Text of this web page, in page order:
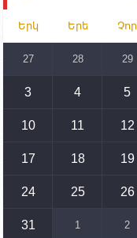
Իրանը
15:10
14:54
համար
Երկ Երե Չոր
27 28 29
3 4 5
10 11 12
17 18 19
24 25 26
31 1 2